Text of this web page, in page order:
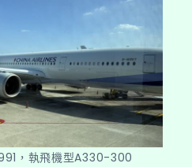
，執飛機型A330-300